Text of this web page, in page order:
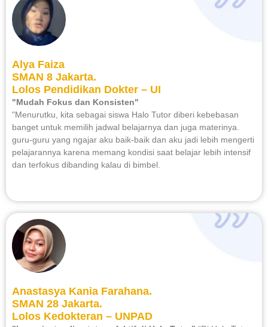
Alya Faiza
SMAN 8 Jakarta.
Lolos Pendidikan Dokter – UI
"Mudah Fokus dan Konsisten"
"Menurutku, kita sebagai siswa Halo Tutor diberi kebebasan
banget untuk memilih jadwal belajarnya dan juga materinya.
guru-guru yang ngajar aku baik-baik dan aku jadi lebih mengerti
pelajarannya karena memang kondisi saat belajar lebih intensif
dan terfokus dibanding kalau di bimbel.
Anastasya Kania Farahana.
SMAN 28 Jakarta.
Lolos Kedokteran – UNPAD